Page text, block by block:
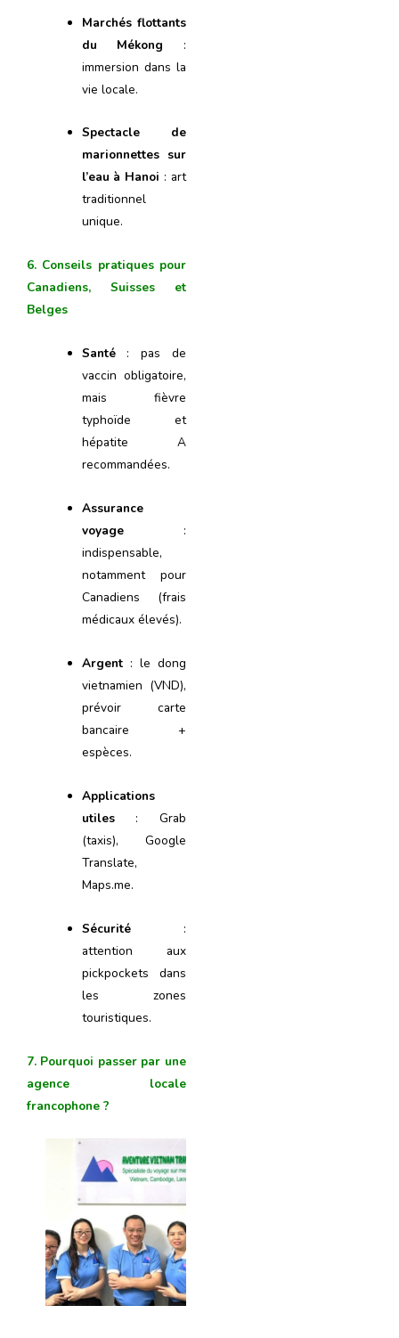
Marchés flottants
du Mékong :
immersion dans la
vie locale.
Spectacle de
marionnettes sur
l’eau à Hanoi : art
traditionnel
unique.
6. Conseils pratiques pour
Canadiens, Suisses et
Belges
Santé: pas de
vaccin obligatoire,
mais fièvre
typhoïde et
hépatite A
recommandées.
Assurance
voyage:
indispensable,
notamment pour
Canadiens (frais
médicaux élevés).
Argent: le dong
vietnamien (VND),
prévoir carte
bancaire +
espèces.
Applications
utiles: Grab
(taxis), Google
Translate,
Maps.me.
Sécurité:
attention aux
pickpockets dans
les zones
touristiques.
7. Pourquoi passer par une
agence locale
francophone ?